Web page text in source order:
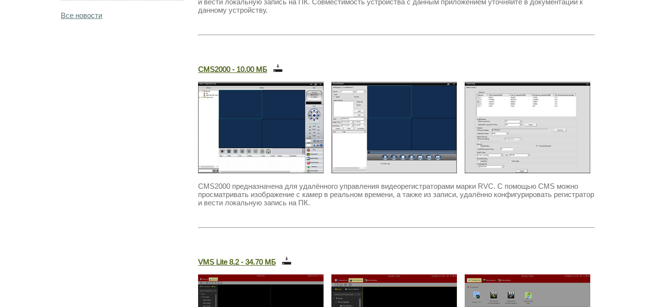
и вести локальную запись на ПК. Совместимость устройства с данным приложением уточняйте в документации к
данному устройству.
CMS2000 - 10.00 МБ
CMS2000 предназначена для удалённого управления видеорегистраторами марки RVC. С помощью CMS можно
просматривать изображение с камер в реальном времени, а также из записи, удалённо конфигурировать регистратор
и вести локальную запись на ПК.
VMS Lite 8.2 - 34.70 МБ
Все новости